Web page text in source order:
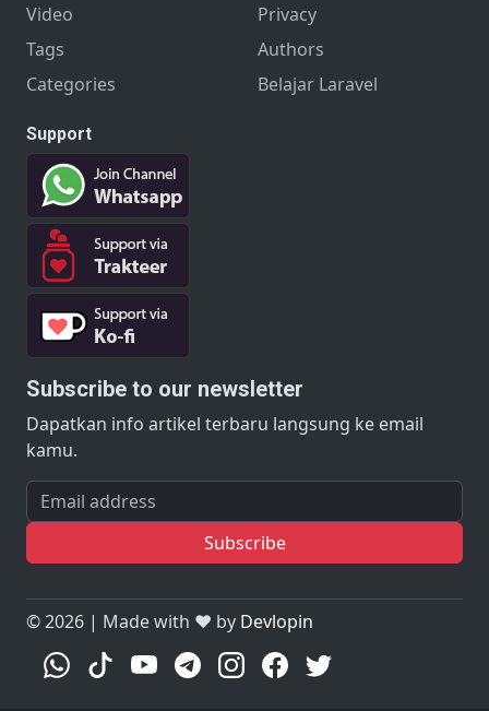
Video
Tags
Categories
Privacy
Authors
Belajar Laravel
Support
Subscribe to our newsletter
Dapatkan info artikel terbaru langsung ke email
kamu.
Email address
Subscribe
©2026 | Made with ❤️ by Devlopin